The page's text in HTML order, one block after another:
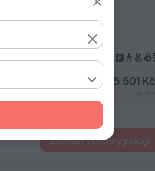
od 5 501 Kč
Zobrazit všechny pokoje